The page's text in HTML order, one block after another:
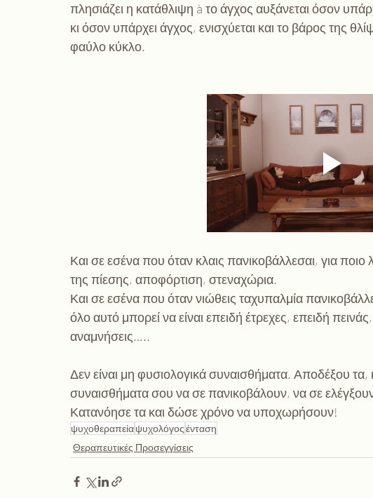
πλησιάζει η κατάθλιψη à το άγχος αυξάνεται όσον
κι όσον υπάρχει άγχος, ενισχύεται και το βάρος της
φαύλο κύκλο.
Και σε εσένα που όταν κλαις πανικοβάλλεσαι, για
της πίεσης, αποφόρτιση, στεναχώρια.
Και σε εσένα που όταν νιώθεις ταχυπαλμία
όλο αυτό μπορεί να είναι επειδή έτρεχες, επειδή
αναμνήσεις…..
Δεν είναι μη φυσιολογικά συναισθήματα. Αποδέξου
συναισθήματα σου να σε πανικοβάλουν, να σε
Κατανόησε τα και δώσε χρόνο να υποχωρήσουν!
ψυχοθεραπείαψυχολόγοςένταση
Θεραπευτικές Προσεγγίσεις